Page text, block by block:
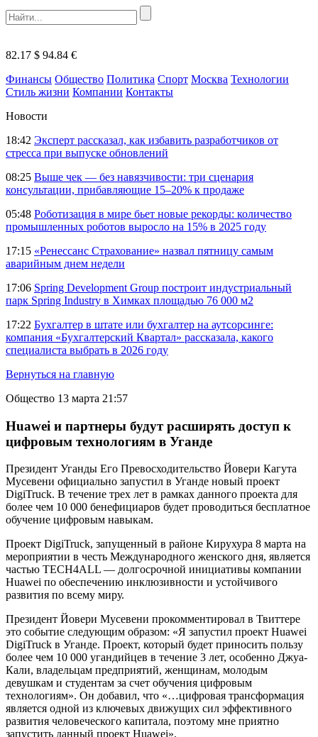
82.17 $ 94.84 €
Финансы Общество Политика Спорт Москва Технологии
Стиль жизни Компании Контакты
Новости
18:42 Эксперт рассказал, как избавить разработчиков от
стресса при выпуске обновлений
08:25 Выше чек — без навязчивости: три сценария
консультации, прибавляющие 15–20% к продаже
05:48 Роботизация в мире бьет новые рекорды: количество
промышленных роботов выросло на 15% в 2025 году
17:15 «Ренессанс Страхование» назвал пятницу самым
аварийным днем недели
17:06 Spring Development Group построит индустриальный
парк Spring Industry в Химках площадью 76 000 м2
17:22 Бухгалтер в штате или бухгалтер на аутсорсинге:
компания «Бухгалтерский Квартал» рассказала, какого
специалиста выбрать в 2026 году
Вернуться на главную
Общество 13 марта 21:57
Huawei и партнеры будут расширять доступ к
цифровым технологиям в Уганде
Президент Уганды Его Превосходительство Йовери Кагута
Мусевени официально запустил в Уганде новый проект
DigiTruck. В течение трех лет в рамках данного проекта для
более чем 10 000 бенефициаров будет проводиться бесплатное
обучение цифровым навыкам.
Проект DigiTruck, запущенный в районе Кирухура 8 марта на
мероприятии в честь Международного женского дня, является
частью TECH4ALL — долгосрочной инициативы компании
Huawei по обеспечению инклюзивности и устойчивого
развития по всему миру.
Президент Йовери Мусевени прокомментировал в Твиттере
это событие следующим образом: «Я запустил проект Huawei
DigiTruck в Уганде. Проект, который будет приносить пользу
более чем 10 000 угандийцев в течение 3 лет, особенно Джуа-
Кали, владельцам предприятий, женщинам, молодым
девушкам и студентам за счет обучения цифровым
технологиям». Он добавил, что «…цифровая трансформация
является одной из ключевых движущих сил эффективного
развития человеческого капитала, поэтому мне приятно
запустить данный проект Huawei».